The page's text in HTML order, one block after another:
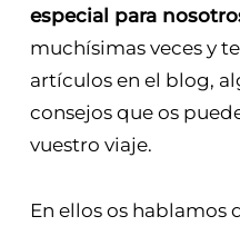
especial para
muchísimas veces y
artículos en el blog,
consejos que os
vuestro viaje.
En ellos os hablamos